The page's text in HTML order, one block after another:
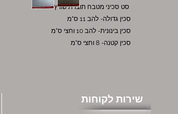
סט סכיני מטבח תוצרת שוויץ
סכין גדולה- להב 11 ס"מ
סכין בינונית- להב 10 וחצי ס"מ
סכין קטנה- 8 וחצי ס"מ
שירות לקוחות